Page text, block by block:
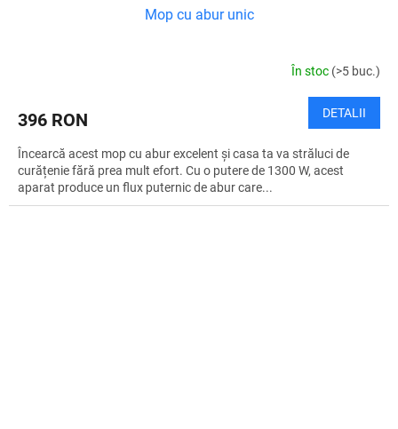
Mop cu abur unic
În stoc (>5 buc.)
396 RON DETALII
Încearcă acest mop cu abur excelent și casa ta va străluci de
curățenie fără prea mult efort. Cu o putere de 1300 W, acest
aparat produce un flux puternic de abur care...